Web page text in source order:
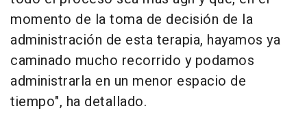
momento de la toma de decisión de la
administración de esta terapia, hayamos ya
caminado mucho recorrido y podamos
administrarla en un menor espacio de
tiempo", ha detallado.